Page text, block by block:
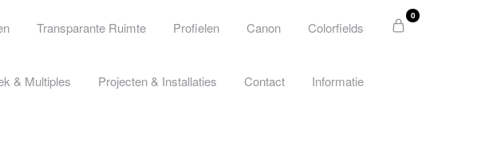
Transparante Ruimte Profielen Canon Colorfields
& Multiples Projecten & Installaties Contact Informatie
0